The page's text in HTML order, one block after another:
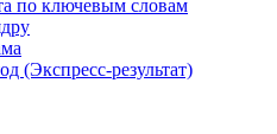
по ключевым словам
(Экспресс-результат)